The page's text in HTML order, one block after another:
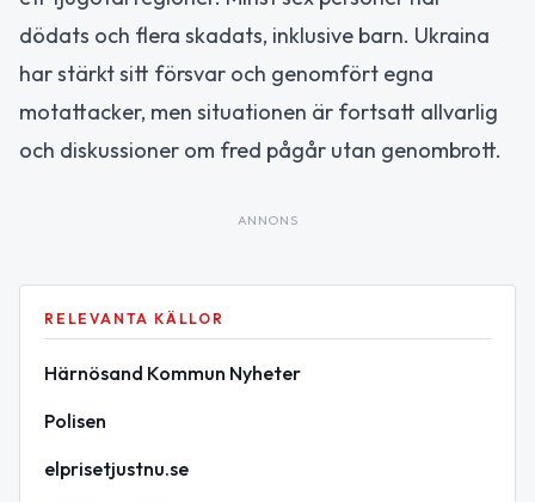
dödats och flera skadats, inklusive barn. Ukraina
har stärkt sitt försvar och genomfört egna
motattacker, men situationen är fortsatt allvarlig
och diskussioner om fred pågår utan genombrott.
ANNONS
RELEVANTA KÄLLOR
Härnösand Kommun Nyheter
Polisen
elprisetjustnu.se